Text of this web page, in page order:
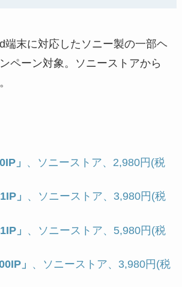
端末に対応したソニー製の一部ヘ
ペーン対象。ソニーストアから
」 、ソニーストア、2,980円(税
」 、ソニーストア、3,980円(税
」 、ソニーストア、5,980円(税
」 、ソニーストア、3,980円(税